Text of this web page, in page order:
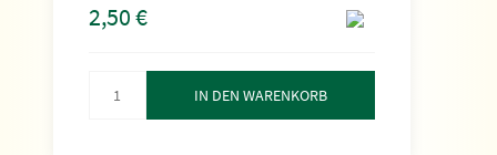
2,50€
IN DEN WARENKORB